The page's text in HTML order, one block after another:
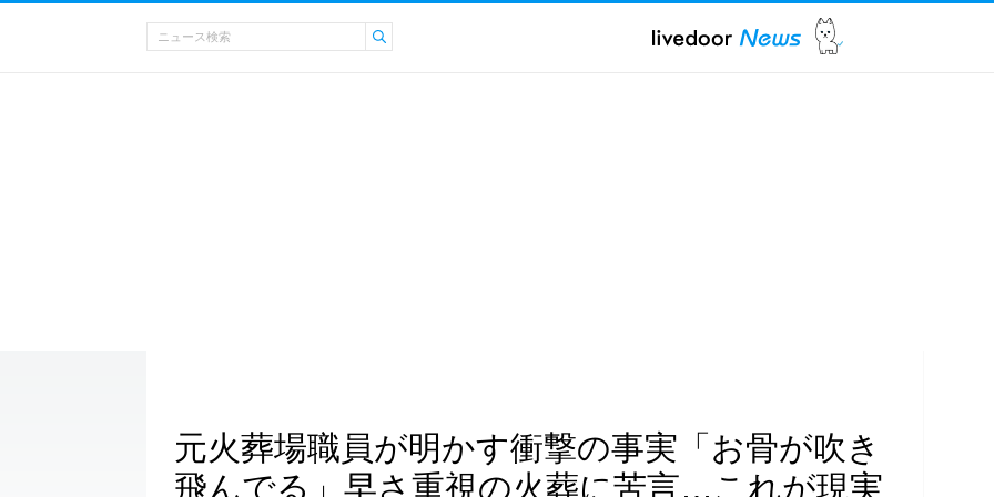
元火葬場職員が明かす衝撃の事実「お骨が吹き
飛んでる」早さ重視の火葬に苦言…これが現実